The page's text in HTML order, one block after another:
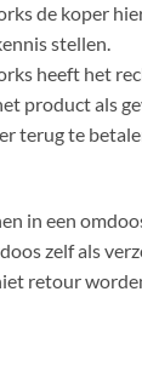
de koper
stellen.
heeft het
product als
terug te
in een
zelf als
retour